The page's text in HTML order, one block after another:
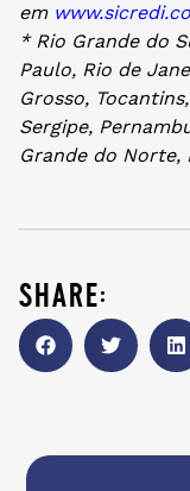
em
* Rio Grande do
Paulo, Rio de
Grosso,
Sergipe,
Grande do Norte,
share: